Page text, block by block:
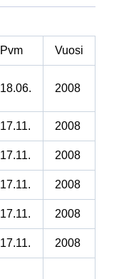
Pvm Vuosi
18.06. 2008
17.11. 2008
17.11. 2008
17.11. 2008
17.11. 2008
17.11. 2008